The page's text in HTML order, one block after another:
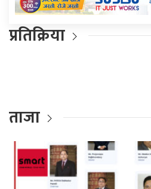
प्रतिक्रिया
ताजा